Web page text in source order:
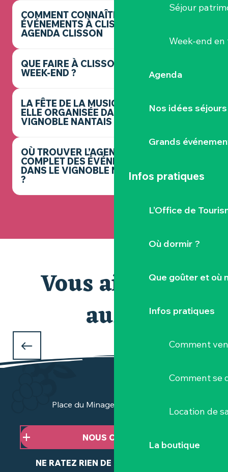
Séjour
Week-end
Agenda
Nos idées séjours
Grands
Infos pratiques
L’Office de
Où dormir ?
Que goûter et où
Infos pratiques
Comment
Comment se
Location de
La boutique
COMMENT CONNAÎTRE LES
ÉVÉNEMENTS À CLISSON ? -
AGENDA CLISSON
QUE FAIRE À CLISSON CE
WEEK-END ?
LA FÊTE DE LA MUSIQUE EST-
ELLE ORGANISÉE DANS LE
VIGNOBLE NANTAIS ?
OÙ TROUVER L’AGENDA
COMPLET DES ÉVÉNEMENTS
DANS LE VIGNOBLE NANTAIS
?
Vous aimerez
aussi
QUE FAIRE PENDANT LES VACANCES
D'AVRIL
Place du Minage - 44190 Clisson
NOUS CONTACTER
NE RATEZ RIEN DE NOTRE ACTUALITÉ